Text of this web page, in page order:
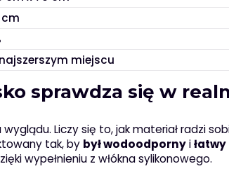
cm
miejscu
sprawdza się w
Liczy się to, jak materiał radzi
tak, by był wodoodpornyi
wypełnieniu z włókna sylikonowego.